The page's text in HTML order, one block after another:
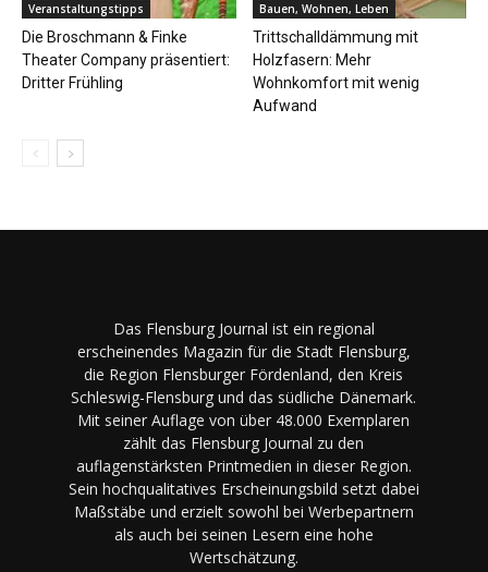
Veranstaltungstipps
​​Die Broschmann & Finke
Theater Company präsentiert:
Dritter Frühling
Bauen, Wohnen, Leben
Trittschalldämmung mit
Holzfasern: Mehr
Wohnkomfort mit wenig
Aufwand
Das Flensburg Journal ist ein regional
erscheinendes Magazin für die Stadt Flensburg,
die Region Flensburger Fördenland, den Kreis
Schleswig-Flensburg und das südliche Dänemark.
Mit seiner Auflage von über 48.000 Exemplaren
zählt das Flensburg Journal zu den
auflagenstärksten Printmedien in dieser Region.
Sein hochqualitatives Erscheinungsbild setzt dabei
Maßstäbe und erzielt sowohl bei Werbepartnern
als auch bei seinen Lesern eine hohe
Wertschätzung.